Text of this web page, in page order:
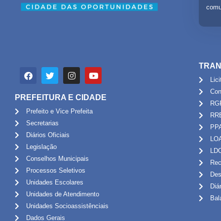
PREFEITURA E CIDADE
Prefeito e Vice Prefeita
Secretarias
Diários Oficiais
Legislação
Conselhos Municipais
Processos Seletivos
Unidades Escolares
Unidades de Atendimento
Unidades Socioassistênciais
Dados Gerais